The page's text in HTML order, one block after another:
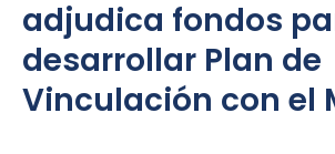
adjudica fondos
desarrollar Plan de
Vinculación con el